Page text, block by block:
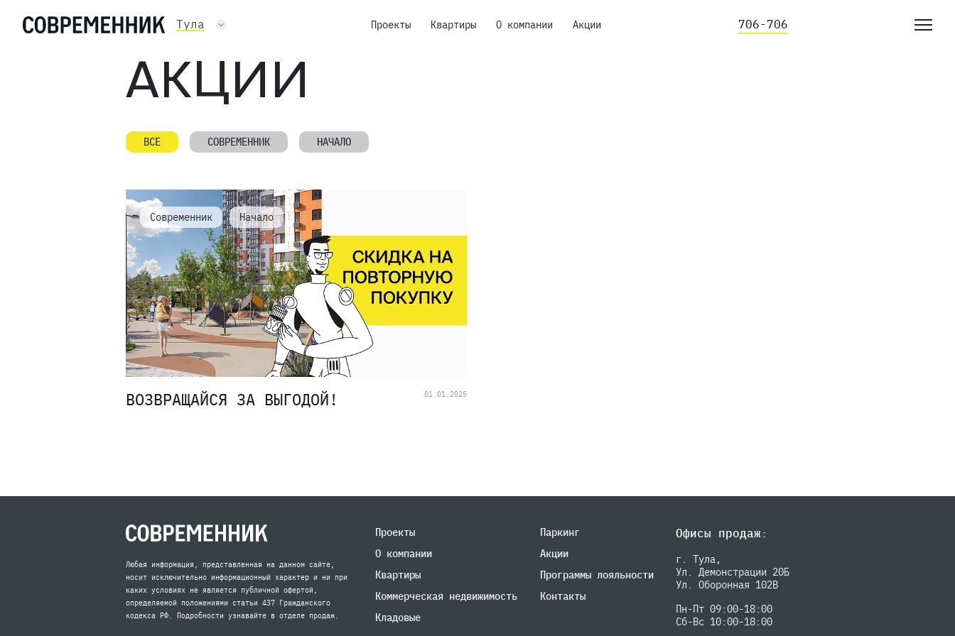
Тула Проекты Квартиры О компании Акции 706-706
АКЦИИ
ВСЕ СОВРЕМЕННИК НАЧАЛО
Современник Начало
ВОЗВРАЩАЙСЯ ЗА ВЫГОДОЙ! 01.01.2025
Любая информация, представленная на данном сайте,
носит исключительно информационный характер и ни при
каких условиях не является публичной офертой,
определяемой положениями статьи 437 Гражданского
кодекса РФ. Подробности узнавайте в отделе продаж.
Проекты
О компании
Квартиры
Коммерческая недвижимость
Кладовые
Паркинг
Акции
Программы лояльности
Контакты
Офисы продаж:
г. Тула,
Ул. Демонстрации 20Б
Ул. Оборонная 102В
Пн-Пт 09:00-18:00
Сб-Вс 10:00-18:00